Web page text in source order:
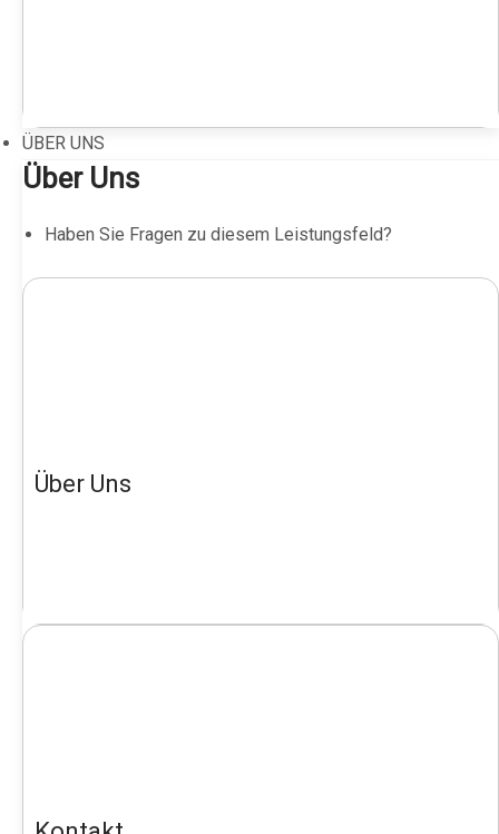
ÜBER UNS
Über Uns
Haben Sie Fragen zu diesem Leistungsfeld?
Über Uns